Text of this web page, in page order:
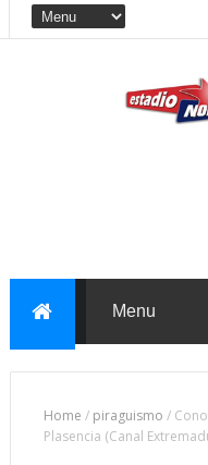
Home / piraguismo /
Plasencia (Canal